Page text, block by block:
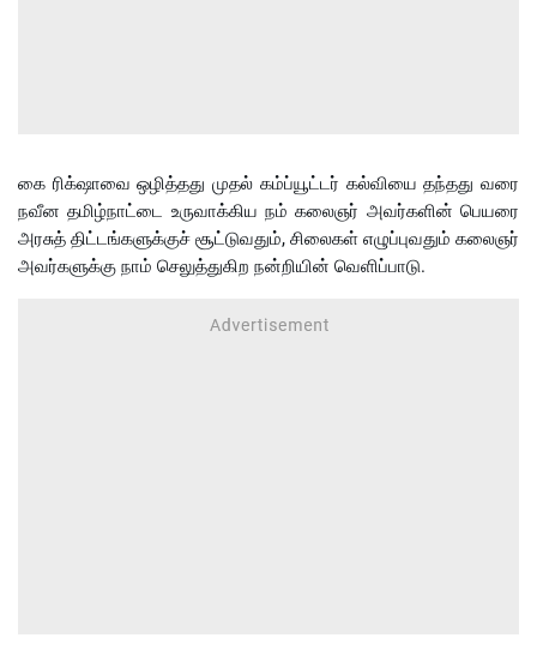
கை ரிக்‌ஷாவை ஒழித்தது முதல் கம்ப்யூட்டர் கல்வியை தந்தது வரை
நவீன தமிழ்நாட்டை உருவாக்கிய நம் கலைஞர் அவர்களின் பெயரை
அரசுத் திட்டங்களுக்குச் சூட்டுவதும், சிலைகள் எழுப்புவதும் கலைஞர்
அவர்களுக்கு நாம் செலுத்துகிற நன்றியின் வெளிப்பாடு.